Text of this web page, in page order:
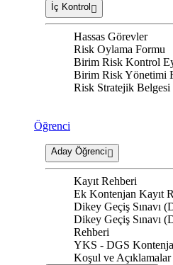
İç Kontrol
Hassas Görevler
Risk Oylama Formu
Birim Risk Kontrol
Birim Risk Yönetimi
Risk Stratejik Belgesi
Öğrenci
Aday Öğrenci
Kayıt Rehberi
Ek Kontenjan Kayıt
Dikey Geçiş Sınavı
Dikey Geçiş Sınavı
Rehberi
YKS - DGS
Koşul ve Açıklamalar